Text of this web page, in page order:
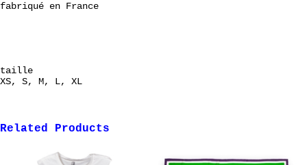
fabriqué en France
taille
XS, S, M, L, XL
Related Products